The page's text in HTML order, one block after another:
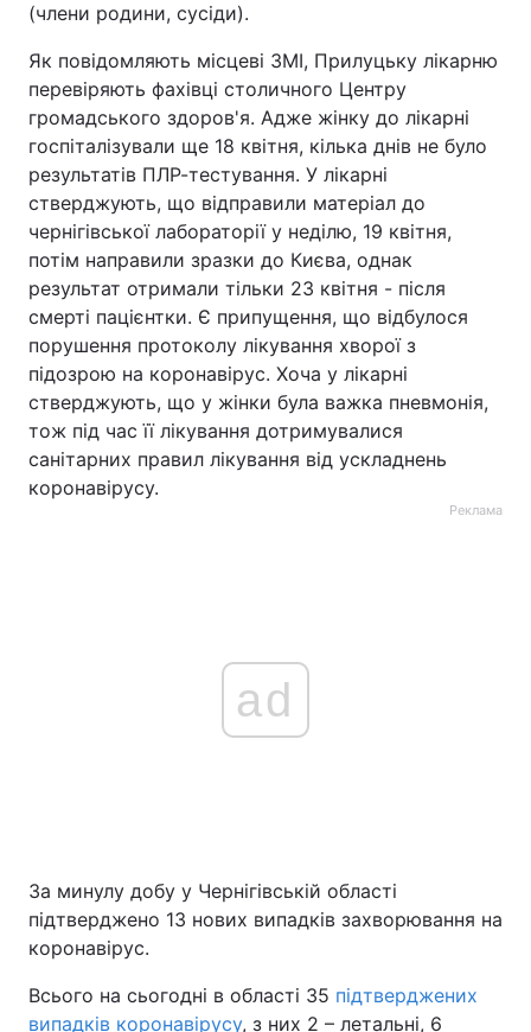
(члени родини, сусіди).
Як повідомляють місцеві ЗМІ, Прилуцьку лікарню
перевіряють фахівці столичного Центру
громадського здоров'я. Адже жінку до лікарні
госпіталізували ще 18 квітня, кілька днів не було
результатів ПЛР-тестування. У лікарні
стверджують, що відправили матеріал до
чернігівської лабораторії у неділю, 19 квітня,
потім направили зразки до Києва, однак
результат отримали тільки 23 квітня - після
смерті пацієнтки. Є припущення, що відбулося
порушення протоколу лікування хворої з
підозрою на коронавірус. Хоча у лікарні
стверджують, що у жінки була важка пневмонія,
тож під час її лікування дотримувалися
санітарних правил лікування від ускладнень
коронавірусу.
Реклама
ad
За минулу добу у Чернігівській області
підтверджено 13 нових випадків захворювання на
коронавірус.
Всього на сьогодні в області 35 підтверджених
випадків коронавірусу, з них 2 – летальні, 6